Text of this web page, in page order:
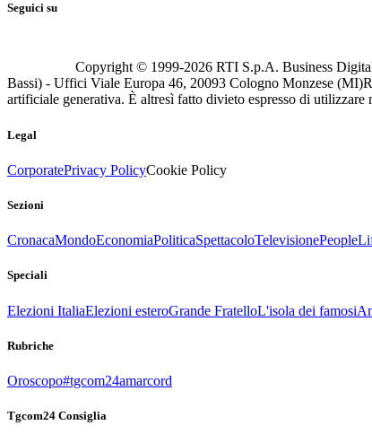
Seguici su
Copyright © 1999-2026 RTI S.p.A. Business
Bassi) - Uffici Viale Europa 46, 20093 Cologno Monzese (MI)
artificiale generativa. È altresì fatto divieto espresso di utilizzare
Legal
CorporatePrivacy PolicyCookie Policy
Sezioni
CronacaMondoEconomiaPoliticaSpettacoloTelevisionePeople
Speciali
Elezioni ItaliaElezioni esteroGrande FratelloL'isola dei famosi
Rubriche
Oroscopo#tgcom24amarcord
Tgcom24 Consiglia